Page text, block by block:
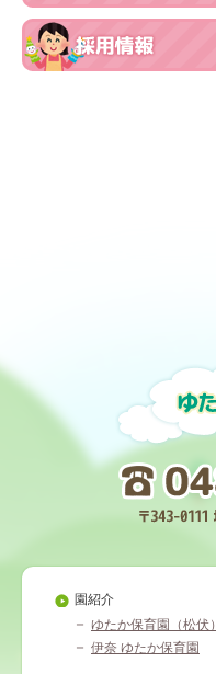
園紹介
ゆたか保育園（松伏）
伊奈 ゆたか保育園